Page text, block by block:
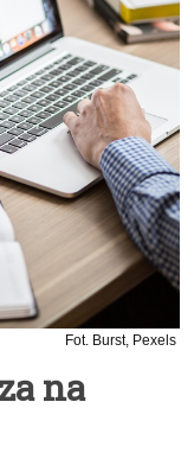
Fot. Burst, Pexels
na